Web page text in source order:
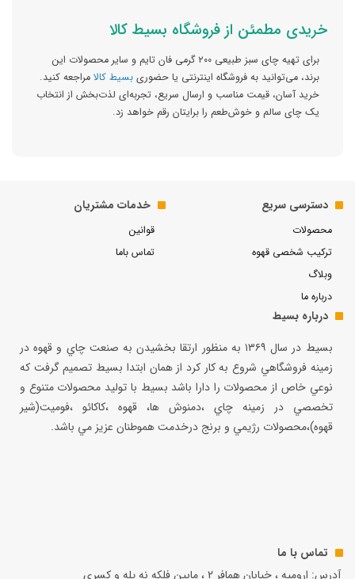
خریدی مطمئن از فروشگاه بسیط کالا
برای تهیه چای سبز طبیعی ۲۰۰ گرمی فان تایم و سایر محصولات این
برند، می‌توانید به فروشگاه اینترنتی یا حضوری بسیط کالا مراجعه کنید.
خرید آسان، قیمت مناسب و ارسال سریع، تجربه‌ای لذت‌بخش از انتخاب
یک چای سالم و خوش‌طعم را برایتان رقم خواهد زد.
دسترسی سریع
محصولات
ترکیب شخصی قهوه
وبلاگ
درباره ما
خدمات مشتریان
قوانین
تماس باما
درباره بسیط
بسيط در سال ۱۳۶۹ به منظور ارتقا بخشيدن به صنعت چاي و قهوه در
زمينه فروشگاهي شروع به كار كرد از همان ابتدا بسيط تصميم گرفت كه
نوعي خاص از محصولات را دارا باشد بسيط با توليد محصولات متنوع و
تخصصي در زمينه چاي ،دمنوش ها، قهوه ،كاكائو ،فوميت(شير
قهوه)،محصولات رژيمي و برنج درخدمت هموطنان عزيز مي باشد.
تماس با ما
آدرس: ارومیه ، خیابان همافر 2 ، مابين فلكه نه پله و کسری